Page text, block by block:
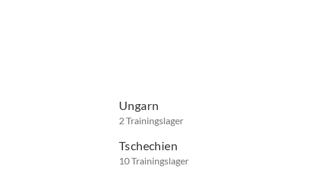
Ungarn
2 Trainingslager
Tschechien
10 Trainingslager